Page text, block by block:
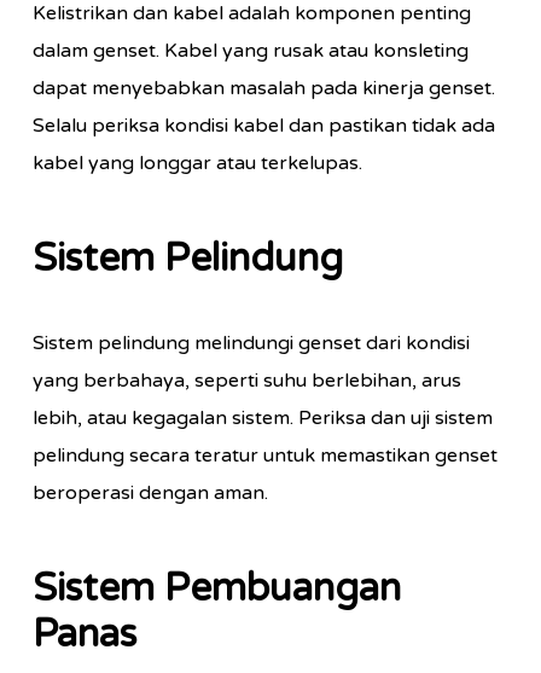
Kelistrikan dan kabel adalah komponen penting
dalam genset. Kabel yang rusak atau konsleting
dapat menyebabkan masalah pada kinerja genset.
Selalu periksa kondisi kabel dan pastikan tidak ada
kabel yang longgar atau terkelupas.
Sistem Pelindung
Sistem pelindung melindungi genset dari kondisi
yang berbahaya, seperti suhu berlebihan, arus
lebih, atau kegagalan sistem. Periksa dan uji sistem
pelindung secara teratur untuk memastikan genset
beroperasi dengan aman.
Sistem Pembuangan
Panas